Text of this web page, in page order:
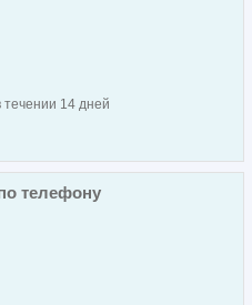
течении 14 дней
телефону